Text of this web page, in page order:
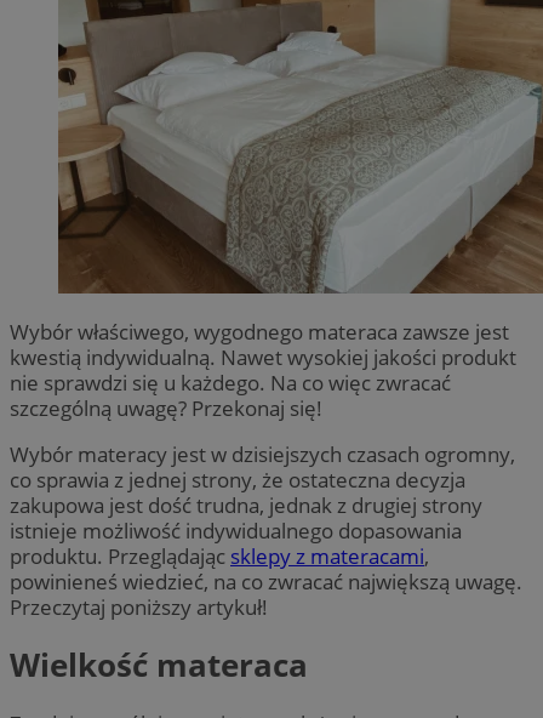
Wybór właściwego, wygodnego materaca zawsze jest
kwestią indywidualną. Nawet wysokiej jakości produkt
nie sprawdzi się u każdego. Na co więc zwracać
szczególną uwagę? Przekonaj się!
Wybór materacy jest w dzisiejszych czasach ogromny,
co sprawia z jednej strony, że ostateczna decyzja
zakupowa jest dość trudna, jednak z drugiej strony
istnieje możliwość indywidualnego dopasowania
produktu. Przeglądając sklepy z materacami,
powinieneś wiedzieć, na co zwracać największą uwagę.
Przeczytaj poniższy artykuł!
Wielkość materaca